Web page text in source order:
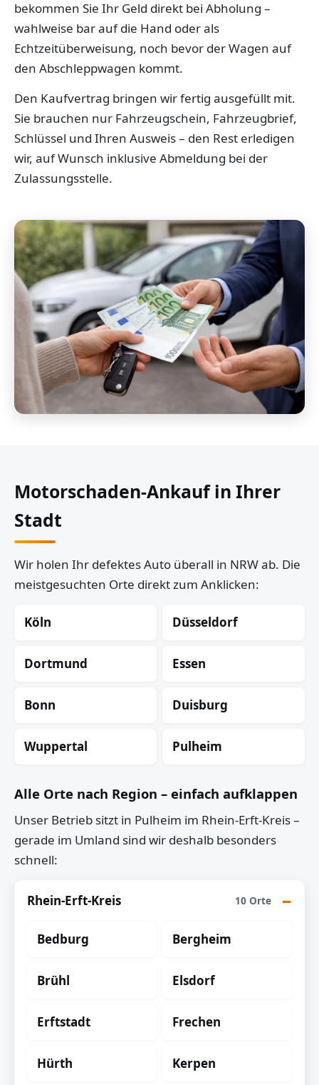
bekommen Sie Ihr Geld direkt bei Abholung –
wahlweise bar auf die Hand oder als
Echtzeitüberweisung, noch bevor der Wagen auf
den Abschleppwagen kommt.
Den Kaufvertrag bringen wir fertig ausgefüllt mit.
Sie brauchen nur Fahrzeugschein, Fahrzeugbrief,
Schlüssel und Ihren Ausweis – den Rest erledigen
wir, auf Wunsch inklusive Abmeldung bei der
Zulassungsstelle.
Motorschaden-Ankauf in Ihrer
Stadt
Wir holen Ihr defektes Auto überall in NRW ab. Die
meistgesuchten Orte direkt zum Anklicken:
Köln Düsseldorf
Dortmund Essen
Bonn Duisburg
Wuppertal Pulheim
Alle Orte nach Region – einfach aufklappen
Unser Betrieb sitzt in Pulheim im Rhein-Erft-Kreis –
gerade im Umland sind wir deshalb besonders
schnell:
Rhein-Erft-Kreis 10 Orte
Bedburg Bergheim
Brühl Elsdorf
Erftstadt Frechen
Hürth Kerpen